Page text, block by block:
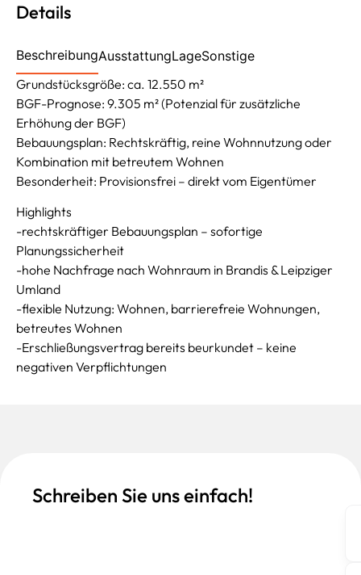
Details
BeschreibungAusstattungLageSonstige
Grundstücksgröße: ca. 12.550 m²
BGF-Prognose: 9.305 m² (Potenzial für zusätzliche
Erhöhung der BGF)
Bebauungsplan: Rechtskräftig, reine Wohnnutzung oder
Kombination mit betreutem Wohnen
Besonderheit: Provisionsfrei – direkt vom Eigentümer
Highlights
-rechtskräftiger Bebauungsplan – sofortige
Planungssicherheit
-hohe Nachfrage nach Wohnraum in Brandis & Leipziger
Umland
-flexible Nutzung: Wohnen, barrierefreie Wohnungen,
betreutes Wohnen
-Erschließungsvertrag bereits beurkundet – keine
negativen Verpflichtungen
Schreiben Sie uns einfach!